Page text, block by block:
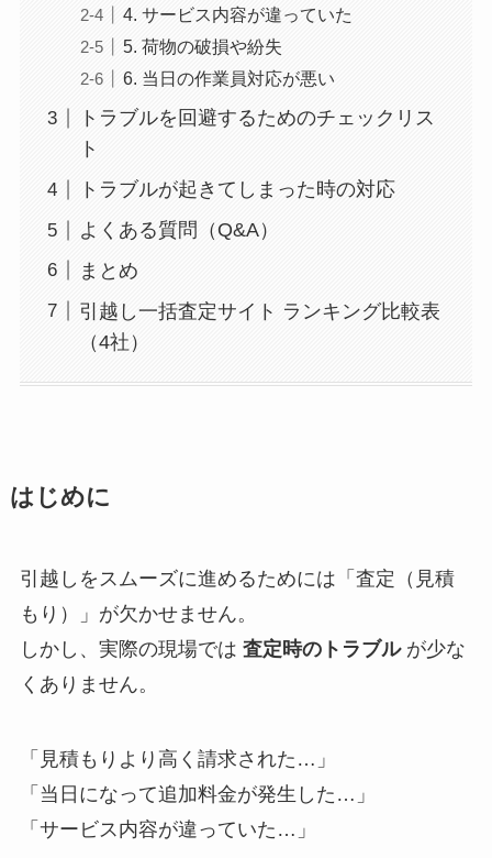
4. サービス内容が違っていた
5. 荷物の破損や紛失
6. 当日の作業員対応が悪い
トラブルを回避するためのチェックリス
ト
トラブルが起きてしまった時の対応
よくある質問（Q&A）
まとめ
引越し一括査定サイト ランキング比較表
（4社）
はじめに
引越しをスムーズに進めるためには「査定（見積
もり）」が欠かせません。
しかし、実際の現場では 査定時のトラブルが少な
くありません。
「見積もりより高く請求された…」
「当日になって追加料金が発生した…」
「サービス内容が違っていた…」